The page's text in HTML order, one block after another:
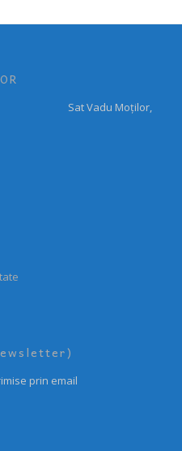
Sat Vadu Moților,
prin email